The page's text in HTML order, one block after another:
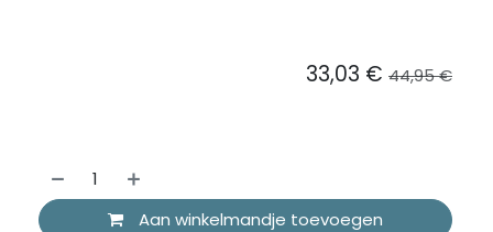
Aan winkelmandje toevoegen
33,03 € 44,95€